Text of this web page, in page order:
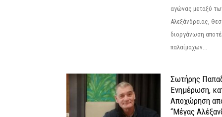
αγώνας μεταξύ
Αλεξάνδρειας,
διοργάνωση
παλαίμαχων...
Σωτήρης
Ενημέρωση,
Αποχώρηση
“Μέγας